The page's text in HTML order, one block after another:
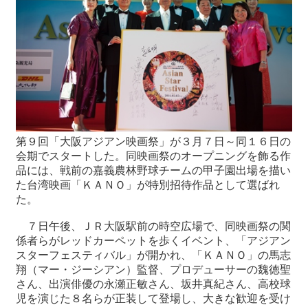
最
新
情
報
と
込
過
去
行
台
湾
の
本
第９回「大阪アジアン映画祭」が３月７日～同１６日の
会期でスタートした。同映画祭のオープニングを飾る作
品には、戦前の嘉義農林野球チームの甲子園出場を描い
た台湾映画「ＫＡＮＯ」が特別招待作品として選ばれ
た。
７日午後、ＪＲ大阪駅前の時空広場で、同映画祭の関
係者らがレッドカーペットを歩くイベント、「アジアン
スターフェスティバル」が開かれ、「ＫＡＮＯ」の馬志
翔（マー・ジーシアン）監督、プロデューサーの魏徳聖
さん、出演俳優の永瀬正敏さん、坂井真紀さん、高校球
児を演じた８名らが正装して登場し、大きな歓迎を受け